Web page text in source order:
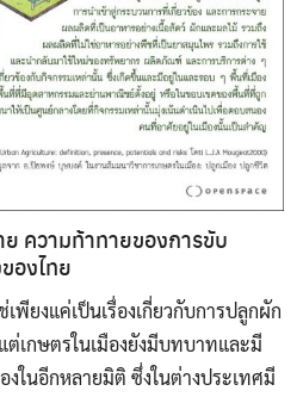
ความท้าทายของการขับ
องไทย
พียงแค่เป็นเรื่องเกี่ยวกับการปลูกผัก
ต่เกษตรในเมืองยังมีบทบาทและมี
ในอีกหลายมิติ ซึ่งในต่างประเทศมี